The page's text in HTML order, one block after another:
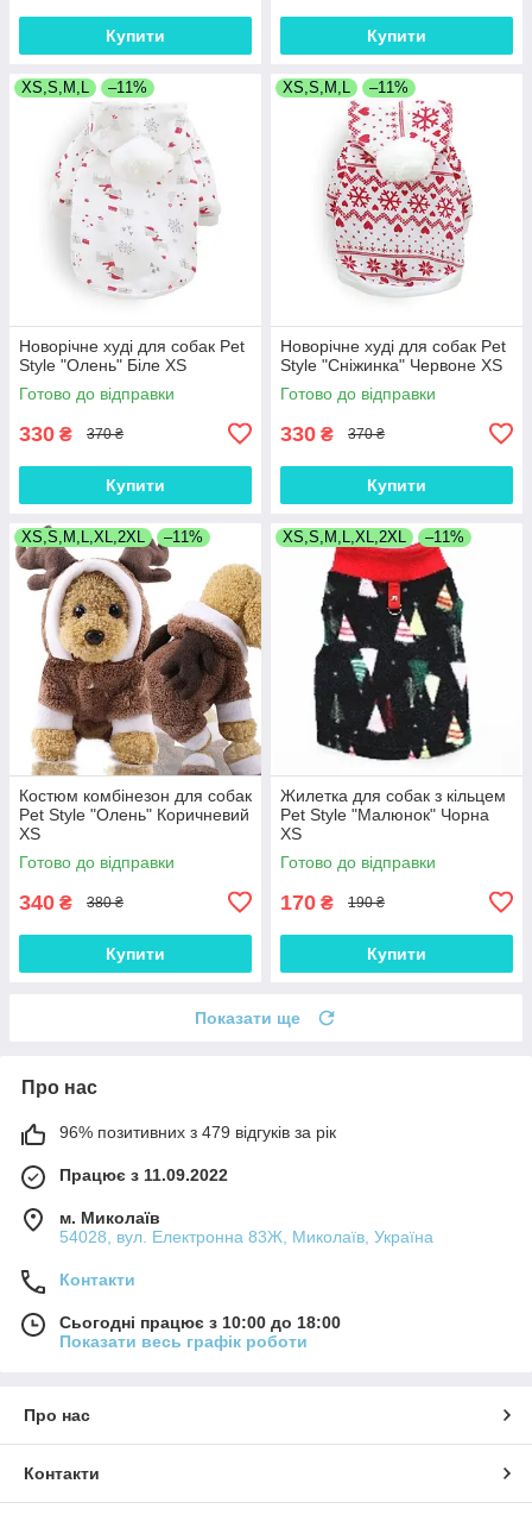
Купити Купити
XS,S,M,L –11%
Новорічне худі для собак Pet
Style "Олень" Біле XS
Готово до відправки
330 ₴ 370 ₴
Купити
XS,S,M,L –11%
Новорічне худі для собак Pet
Style "Сніжинка" Червоне XS
Готово до відправки
330 ₴ 370 ₴
Купити
XS,S,M,L,XL,2XL –11%
Костюм комбінезон для собак
Pet Style "Олень" Коричневий
XS
Готово до відправки
340 ₴ 380 ₴
Купити
XS,S,M,L,XL,2XL –11%
Жилетка для собак з кільцем
Pet Style "Малюнок" Чорна
XS
Готово до відправки
170 ₴ 190 ₴
Купити
Показати ще
Про нас
96% позитивних з 479 відгуків за рік
Працює з 11.09.2022
м. Миколаїв
54028, вул. Електронна 83Ж, Миколаїв, Україна
Контакти
Сьогодні працює з 10:00 до 18:00
Показати весь графік роботи
Про нас
Контакти